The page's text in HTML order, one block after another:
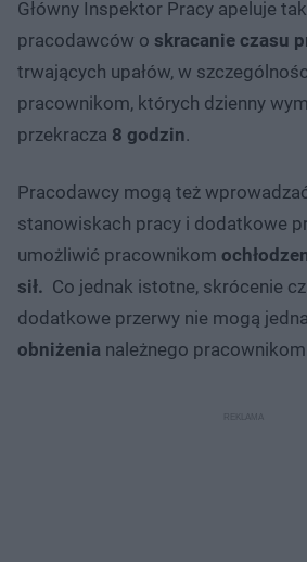
Główny Inspektor Pracy apeluje
pracodawców o skracanie czasu
trwających upałów, w
pracownikom, których dzienny
przekracza 8 godzin.
Pracodawcy mogą też
stanowiskach pracy i dodatkowe
umożliwić pracownikom
sił. Co jednak istotne, skrócenie
dodatkowe przerwy nie mogą
obniżenia należnego pracownikom